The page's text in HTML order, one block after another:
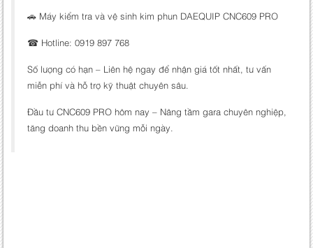
🚗 Máy kiểm tra và vệ sinh kim phun DAEQUIP CNC609 PRO
☎ Hotline: 0919 897 768
Số lượng có hạn – Liên hệ ngay để nhận giá tốt nhất, tư vấn
miễn phí và hỗ trợ kỹ thuật chuyên sâu.
Đầu tư CNC609 PRO hôm nay – Nâng tầm gara chuyên nghiệp,
tăng doanh thu bền vững mỗi ngày.